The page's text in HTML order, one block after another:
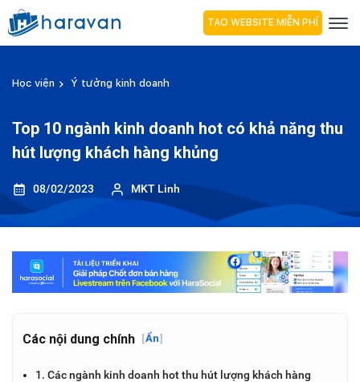
TẠO WEBSITE MIỄN PHÍ
Học viện Ý tưởng kinh doanh
Top 10 ngành kinh doanh hot có khả năng thu
hút lượng khách hàng khủng
08/02/2023 MKT Linh
Các nội dung chính [Ẩn]
1. Các ngành kinh doanh hot thu hút lượng khách hàng